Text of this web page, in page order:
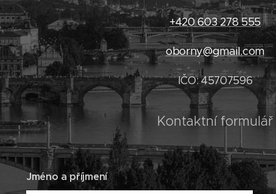
+420 603 278 555
oborny@gmail.com
IČO: 45707596
Kontaktní formulář
Jméno a příjmení